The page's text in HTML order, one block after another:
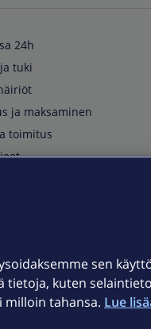
24h
tuki
ja maksaminen
toimitus
sovellus
sen
tietoja, kuten
milloin tahansa. Lue